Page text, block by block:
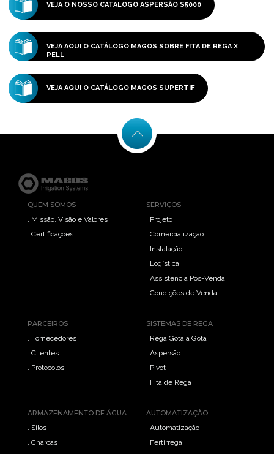
VEJA O NOSSO CATALOGO ASPERSÃO S5000
VEJA AQUI O CATÁLOGO MAGOS SOBRE FITA DE REGA X
PELL
VEJA AQUI O CATÁLOGO MAGOS SUPERTIF
QUEM SOMOS
. Missão, Visão e Valores
. Certificações
SERVIÇOS
. Projeto
. Comercialização
. Instalação
. Logística
. Assistência Pós-Venda
. Condições de Venda
PARCEIROS
. Fornecedores
. Clientes
. Protocolos
SISTEMAS DE REGA
. Rega Gota a Gota
. Aspersão
. Pivot
. Fita de Rega
ARMAZENAMENTO DE ÁGUA
. Silos
. Charcas
AUTOMATIZAÇÃO
. Automatização
. Fertirrega